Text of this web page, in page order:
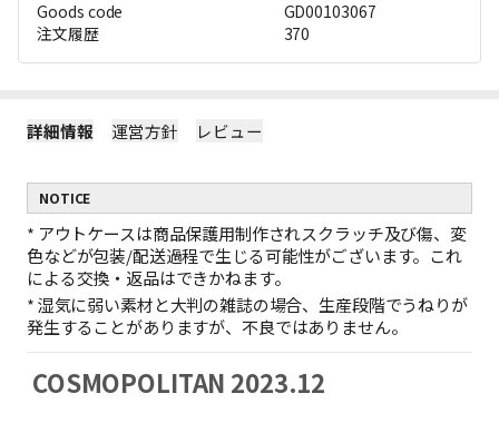
Goods code
GD00103067
注文履歴
370
詳細情報 運営方針 レビュー
NOTICE
* アウトケースは商品保護用制作されスクラッチ及び傷、変
色などが包装/配送過程で生じる可能性がございます。これ
による交換・返品はできかねます。
*湿気に弱い素材と大判の雑誌の場合、生産段階でうねりが
発生することがありますが、不良ではありません。
COSMOPOLITAN 2023.12